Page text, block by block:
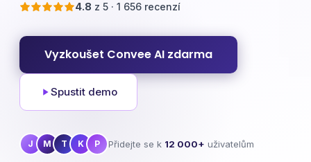
4.8 z 5 · 1 656 recenzí
Vyzkoušet Convee AI zdarma
Spustit demo
J M T K P Přidejte se k 12 000+ uživatelům